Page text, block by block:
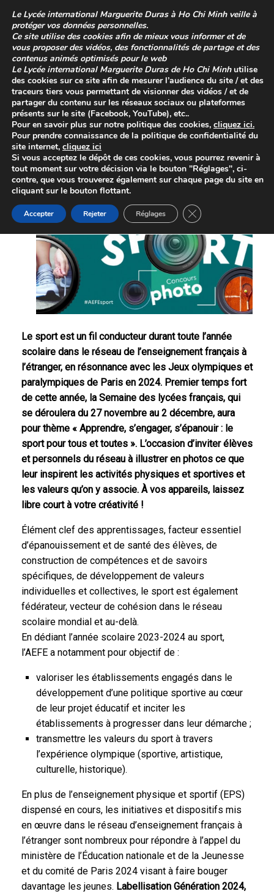
content
Concours photo Instagram
Posted on 7 novembre 2023
Le sport est un fil conducteur durant toute l’année
scolaire dans le réseau de l’enseignement français à
l’étranger, en résonnance avec les Jeux olympiques et
paralympiques de Paris en 2024. Premier temps fort
de cette année, la Semaine des lycées français, qui
se déroulera du 27 novembre au 2 décembre, aura
pour thème « Apprendre, s’engager, s’épanouir : le
sport pour tous et toutes ». L’occasion d’inviter élèves
et personnels du réseau à illustrer en photos ce que
leur inspirent les activités physiques et sportives et
les valeurs qu’on y associe. À vos appareils, laissez
libre court à votre créativité !
Élément clef des apprentissages, facteur essentiel
d’épanouissement et de santé des élèves, de
construction de compétences et de savoirs
spécifiques, de développement de valeurs
individuelles et collectives, le sport est également
fédérateur, vecteur de cohésion dans le réseau
scolaire mondial et au-delà.
En dédiant l’année scolaire 2023-2024 au sport,
l’AEFE a notamment pour objectif de :
valoriser les établissements engagés dans le
développement d’une politique sportive au cœur
de leur projet éducatif et inciter les
établissements à progresser dans leur démarche ;
transmettre les valeurs du sport à travers
l’expérience olympique (sportive, artistique,
culturelle, historique).
En plus de l’enseignement physique et sportif (EPS)
dispensé en cours, les initiatives et dispositifs mis
en œuvre dans le réseau d’enseignement français à
l’étranger sont nombreux pour répondre à l’appel du
ministère de l’Éducation nationale et de la Jeunesse
et du comité de Paris 2024 visant à faire bouger
davantage les jeunes. Labellisation Génération 2024,
Le Lycée international Marguerite Duras à Ho Chi Minhveille à
protéger vos données personnelles.
Ce site utilise des cookies afin de mieux vous informer et de
vous proposer des vidéos, des fonctionnalités de partage et des
contenus animés optimisés pour le web
Le Lycée international Marguerite Duras de Ho Chi Minhutilise
des cookies sur ce site afin de mesurer l’audience du site / et des
traceurs tiers vous permettant de visionner des vidéos / et de
partager du contenu sur les réseaux sociaux ou plateformes
présents sur le site (Facebook, YouTube), etc..
Pour en savoir plus sur notre politique des cookies, cliquez ici.
Pour prendre connaissance de la politique de confidentialité du
site internet, cliquez ici
Si vous acceptez le dépôt de ces cookies, vous pourrez revenir à
tout moment sur votre décision via le bouton "Réglages", ci-
contre, que vous trouverez également sur chaque page du site en
cliquant sur le bouton flottant.
Accepter Rejeter Réglages Close GDPR Cookie